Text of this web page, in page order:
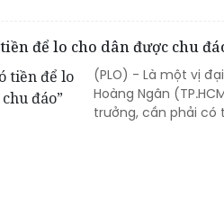
để lo cho dân được chu
(PLO) - Là một vị
Hoàng Ngân
trưởng, cần phải